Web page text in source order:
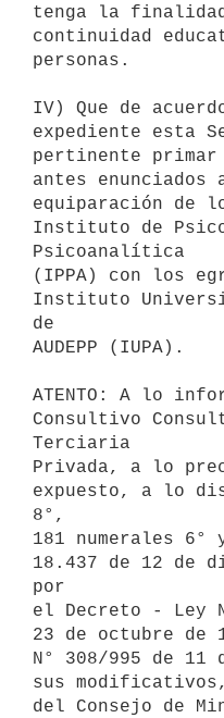
tenga la
continuidad
personas.
IV) Que de
expediente esta
pertinente
antes enunciados
equiparación de
Instituto de
Psicoanalítica
(IPPA) con los
Instituto
de
AUDEPP (IUPA).
ATENTO: A lo
Consultivo
Terciaria
Privada, a lo
expuesto, a lo
8°,
181 numerales 6°
18.437 de 12 de
por
el Decreto - Ley
23 de octubre de
N° 308/995 de 11
sus
del Consejo de